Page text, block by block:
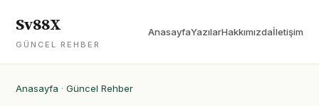
Sv88X
GÜNCEL REHBER
AnasayfaYazılarHakkımızdaİletişim
Anasayfa · Güncel Rehber